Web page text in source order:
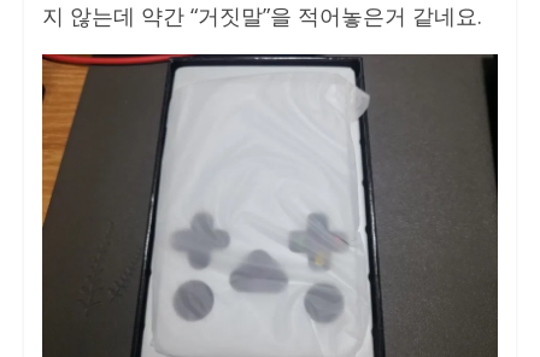
지 않는데 약간 “거짓말”을 적어놓은거 같네요.